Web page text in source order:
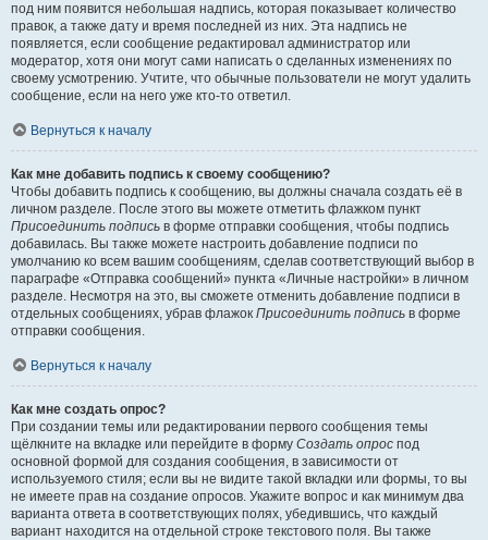
под ним появится небольшая надпись, которая показывает количество
правок, а также дату и время последней из них. Эта надпись не
появляется, если сообщение редактировал администратор или
модератор, хотя они могут сами написать о сделанных изменениях по
своему усмотрению. Учтите, что обычные пользователи не могут удалить
сообщение, если на него уже кто-то ответил.
Вернуться к началу
Как мне добавить подпись к своему сообщению?
Чтобы добавить подпись к сообщению, вы должны сначала создать её в
личном разделе. После этого вы можете отметить флажком пункт
Присоединить подпись в форме отправки сообщения, чтобы подпись
добавилась. Вы также можете настроить добавление подписи по
умолчанию ко всем вашим сообщениям, сделав соответствующий выбор в
параграфе «Отправка сообщений» пункта «Личные настройки» в личном
разделе. Несмотря на это, вы сможете отменить добавление подписи в
отдельных сообщениях, убрав флажок Присоединить подпись в форме
отправки сообщения.
Вернуться к началу
Как мне создать опрос?
При создании темы или редактировании первого сообщения темы
щёлкните на вкладке или перейдите в форму Создать опрос под
основной формой для создания сообщения, в зависимости от
используемого стиля; если вы не видите такой вкладки или формы, то вы
не имеете прав на создание опросов. Укажите вопрос и как минимум два
варианта ответа в соответствующих полях, убедившись, что каждый
вариант находится на отдельной строке текстового поля. Вы также